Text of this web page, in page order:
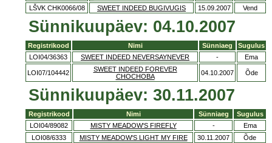
LŠVK CHK0066/08
SWEET INDEED BUGIVUGIS 15.09.2007 Vend
Sünnikuupäev: 04.10.2007
Registrikood Nimi Sünniaeg
Sugulus
LOI04/36363
SWEET INDEED NEVERSAYNEVER - Ema
LOI07/104442
SWEET INDEED FOREVER
CHOCHOBA
04.10.2007 Õde
Sünnikuupäev: 30.11.2007
Registrikood Nimi Sünniaeg
Sugulus
LOI04/89082
MISTY MEADOW'S FIREFLY -
Ema
LOI08/6333
MISTY MEADOW'S LIGHT MY FIRE 30.11.2007 Õde